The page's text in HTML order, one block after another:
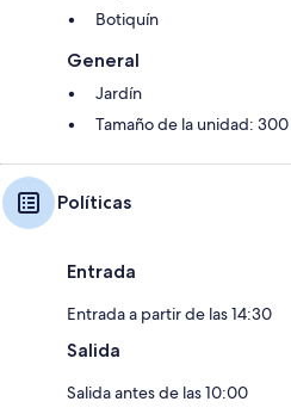
Botiquín
General
Jardín
Tamaño de la unidad:
Políticas
Entrada
Entrada a partir de las 14:30
Salida
Salida antes de las 10:00